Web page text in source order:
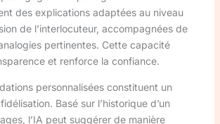
des explications adaptées au niveau
de l’interlocuteur, accompagnées de
pertinentes. Cette capacité
et renforce la confiance.
personnalisées constituent un
Basé sur l’historique d’un
l’IA peut suggérer de manière